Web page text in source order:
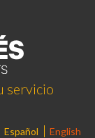
servicio
Español English